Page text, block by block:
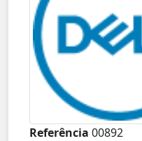
Referência 00892